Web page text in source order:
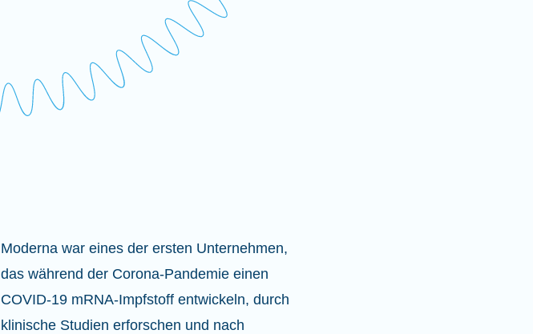
Moderna war eines der ersten Unternehmen,
das während der Corona-Pandemie einen
COVID-19 mRNA-Impfstoff entwickeln, durch
klinische Studien erforschen und nach